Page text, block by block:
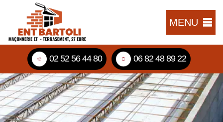
MENU
02 52 56 44 80 06 82 48 89 22